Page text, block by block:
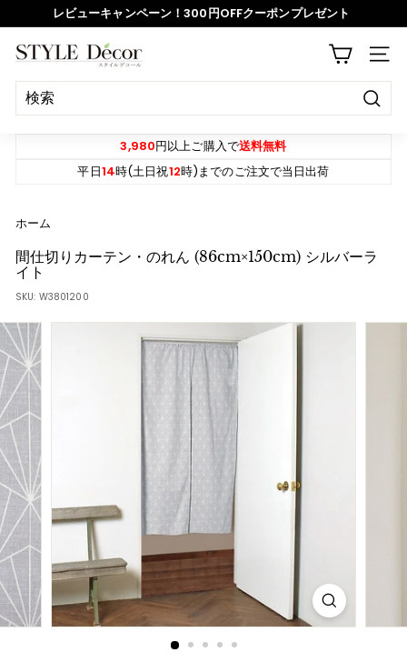
イ
ド
シ
ョ
ー
時
す
る
レビューキャンペーン！300円OFFクーポンプレゼント
S
T
Y
L
c
r
サイ
決
定
3,980円以上ご購入で送料無料
平日14時(土日祝12時)までのご注文で当日出荷
ホーム
間仕切りカーテン・のれん (86cm×150cm) シルバーラ
イト
SKU: W3801200